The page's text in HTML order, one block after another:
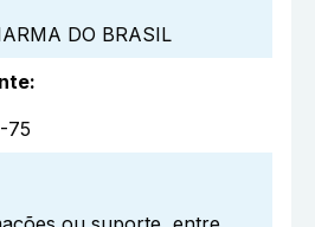
DO BRASIL
:
75